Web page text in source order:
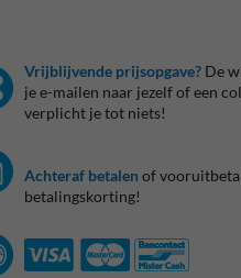
Vrijblijvende prijsopgave? De
je e-mailen naar jezelf of een
verplicht je tot niets!
Achteraf betalen of
betalingskorting!